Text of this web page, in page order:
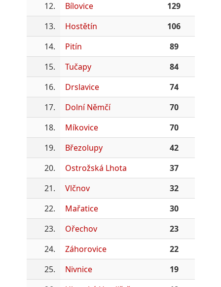
12.
Bílovice
129
13.
Hostětín
106
14.
Pitín
89
15.
Tučapy
84
16.
Drslavice
74
17.
Dolní Němčí
70
18.
Míkovice
70
19.
Březolupy
42
20.
Ostrožská Lhota
37
21.
Vlčnov
32
22.
Mařatice
30
23.
Ořechov
23
24.
Záhorovice
22
25.
Nivnice
19